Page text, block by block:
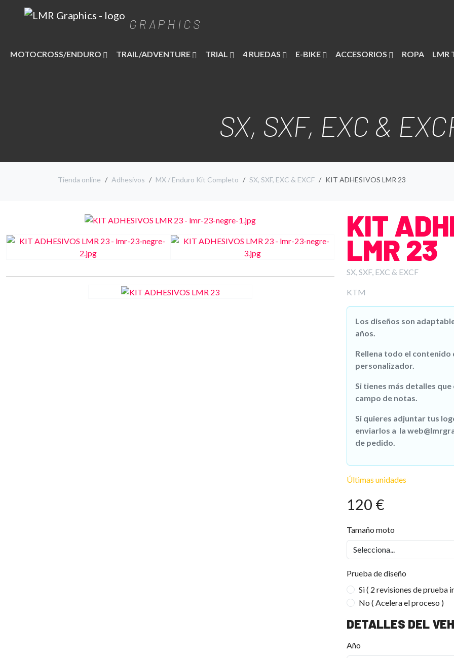
GRAPHICS
MOTOCROSS/ENDURO TRAIL/ADVENTURE TRIAL 4 RUEDAS E-BIKE ACCESORIOS ROPA LMR
SX, SXF, EXC &
Tienda online Adhesivos MX / Enduro Kit Completo SX, SXF, EXC & EXCF KIT ADHESIVOS LMR 23
KIT
LMR 23
SX, SXF, EXC & EXCF
KTM
Los diseños son
años.
Rellena todo el contenido
personalizador.
Si tienes más detalles
campo de notas.
Si quieres adjuntar tus
enviarlos a la
de pedido.
Últimas unidades
120 €
Tamaño moto
Prueba de diseño
Si ( 2 revisiones de prueba
No ( Acelera el proceso )
DETALLES DEL
Año